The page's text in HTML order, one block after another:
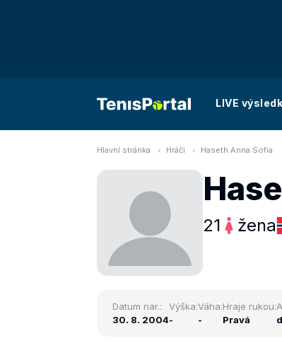
LIVE
Hlavní stránka Hráči Haseth Anna Sofia
21 žena
Datum nar.:
30. 8. 2004
Výška:
-
Váha:
-
Hraje rukou:
Pravá